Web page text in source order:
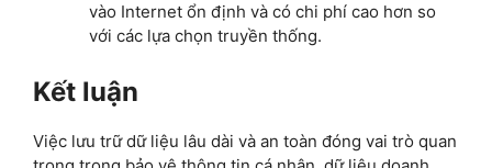
vào Internet ổn định và có chi phí cao hơn so
với các lựa chọn truyền thống.
Kết luận
Việc lưu trữ dữ liệu lâu dài và an toàn đóng vai trò quan